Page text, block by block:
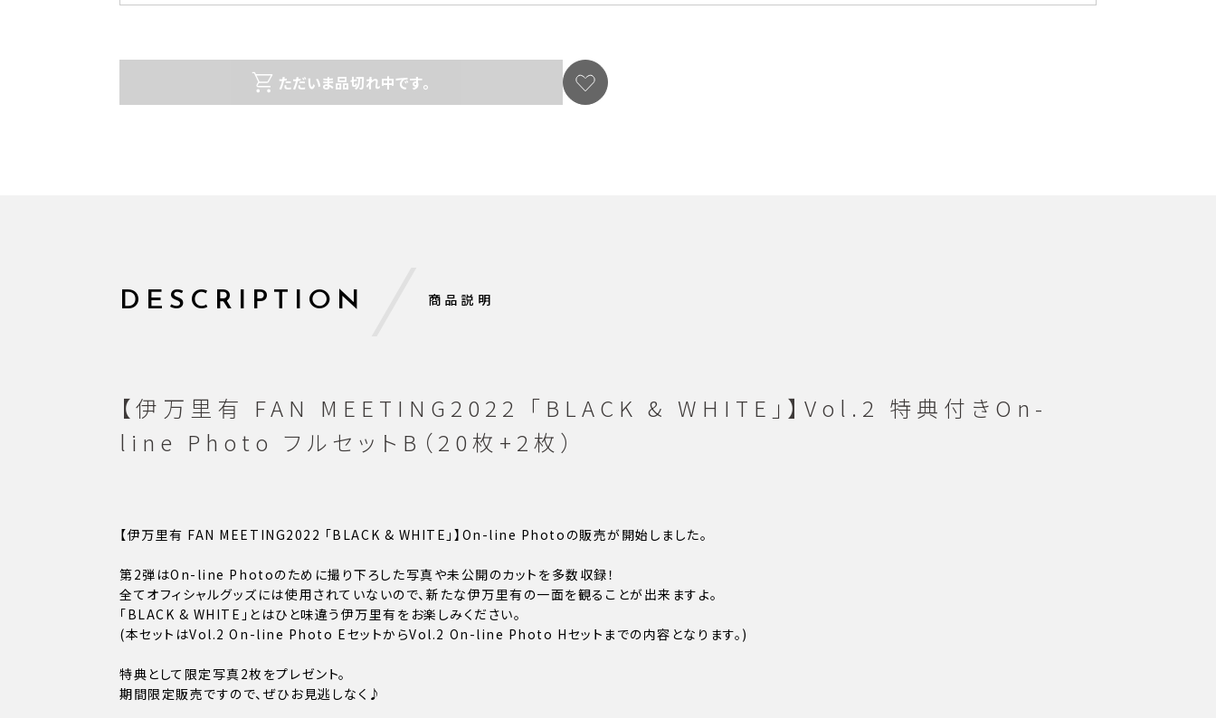
ただいま品切れ中です。
DESCRIPTION 商品説明
【伊万里有 FAN MEETING2022 「BLACK & WHITE」】Vol.2 特典付きOn-
line Photo フルセットB（20枚+2枚）
【伊万里有 FAN MEETING2022 「BLACK & WHITE」】On-line Photoの販売が開始しました。
第2弾はOn-line Photoのために撮り下ろした写真や未公開のカットを多数収録！
全てオフィシャルグッズには使用されていないので、新たな伊万里有の一面を観ることが出来ますよ。
「BLACK & WHITE」とはひと味違う伊万里有をお楽しみください。
(本セットはVol.2 On-line Photo EセットからVol.2 On-line Photo Hセットまでの内容となります。)
特典として限定写真2枚をプレゼント。
期間限定販売ですので、ぜひお見逃しなく♪